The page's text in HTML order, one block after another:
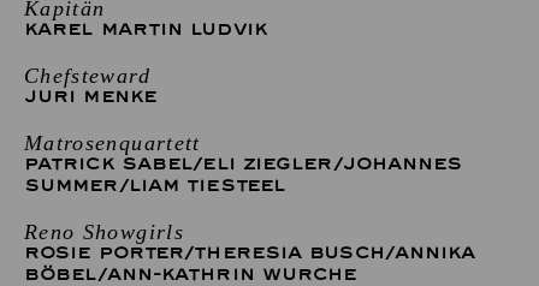
Kapitän
KAREL MARTIN LUDVIK
Chefsteward
JURI MENKE
Matrosenquartett
PATRICK SABEL/ELI ZIEGLER/JOHANNES
SUMMER/LIAM TIESTEEL
Reno Showgirls
ROSIE PORTER/THERESIA BUSCH/ANNIKA
BÖBEL/ANN-KATHRIN WURCHE